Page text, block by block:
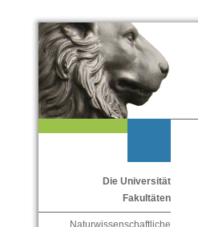
Die Universität
Fakultäten